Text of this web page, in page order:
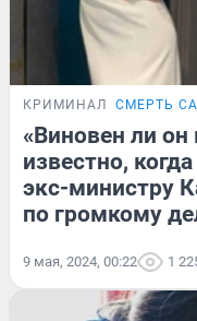
КРИМИНАЛ СМЕРТЬ
«Виновен ли он
известно,
экс-министру
по громкому
9 мая, 2024, 00:22 1